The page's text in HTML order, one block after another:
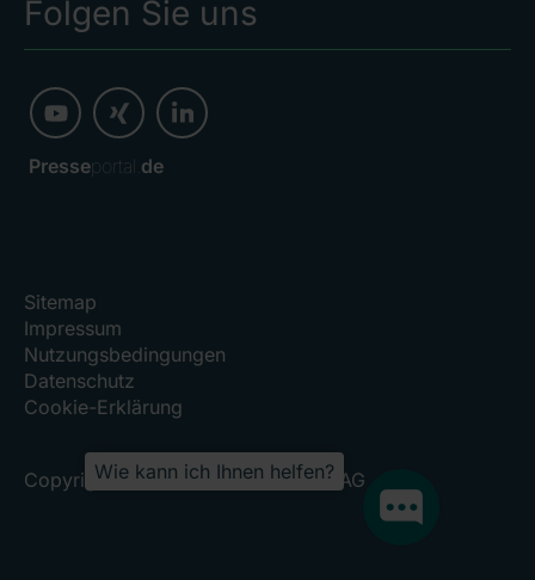
Folgen Sie uns
Presseportal. de
Sitemap
Impressum
Nutzungsbedingungen
Datenschutz
Cookie-Erklärung
Copyright 2026, RHÖN-KLINIKUM AG
Wie kann ich Ihnen helfen?